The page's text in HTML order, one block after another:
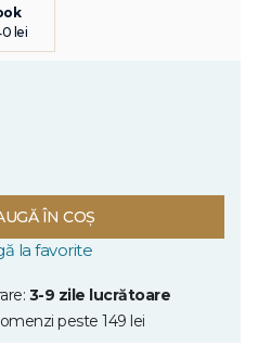
lei
ÎN COȘ
la favorite
3-9 zile lucrătoare
peste 149 lei